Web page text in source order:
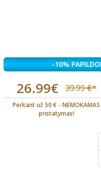
-10%
26.99€ 39.99 €*
Perkant už 50 € - NEMOKAMAS
pristatymas!